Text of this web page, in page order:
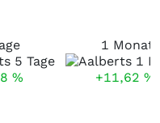
%
1 Monat
+11,62 %